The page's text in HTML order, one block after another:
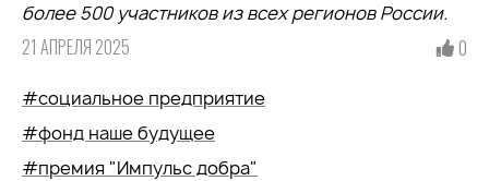
более 500 участников из всех регионов России.
21 АПРЕЛЯ 2025 0
#социальное предприятие
#фонд наше будущее
#премия "Импульс добра"